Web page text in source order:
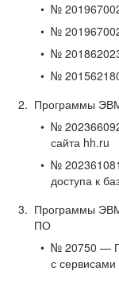
№
№
№
№
Программы
№
сайта hh.ru
№
доступа к
Программы
ПО
№ 20750 —
с